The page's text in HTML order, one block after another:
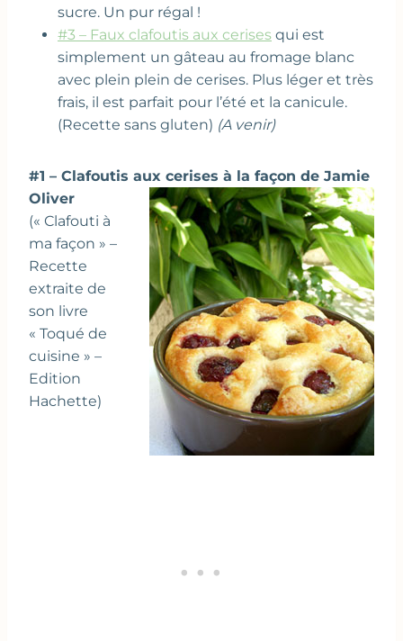
sucre. Un pur régal !
#3 – Faux clafoutis aux cerises qui est
simplement un gâteau au fromage blanc
avec plein plein de cerises. Plus léger et très
frais, il est parfait pour l’été et la canicule.
(Recette sans gluten) (A venir)
#1 – Clafoutis aux cerises à la façon de Jamie
Oliver
(« Clafouti à
ma façon » –
Recette
extraite de
son livre
« Toqué de
cuisine » –
Edition
Hachette)